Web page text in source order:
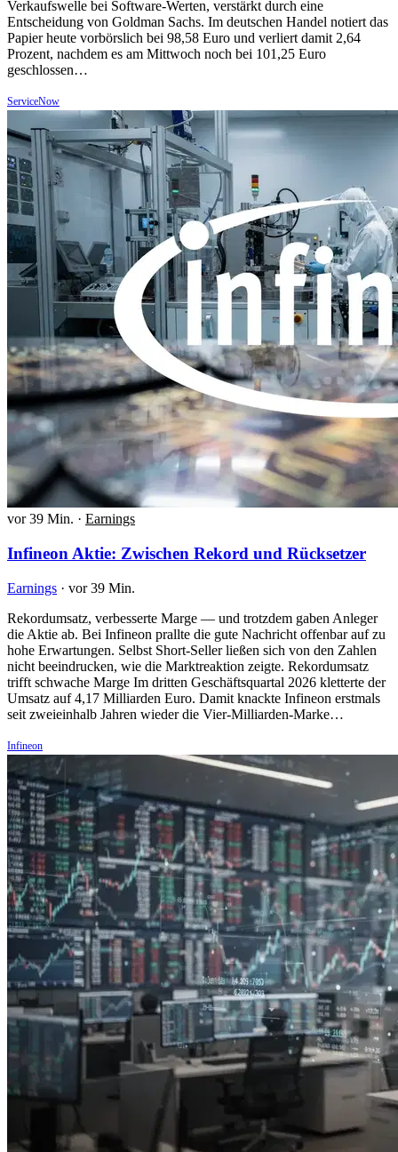
Verkaufswelle bei Software-Werten, verstärkt durch eine
Entscheidung von Goldman Sachs. Im deutschen Handel notiert das
Papier heute vorbörslich bei 98,58 Euro und verliert damit 2,64
Prozent, nachdem es am Mittwoch noch bei 101,25 Euro
geschlossen…
ServiceNow
vor 39 Min. · Earnings
Infineon Aktie: Zwischen Rekord und Rücksetzer
Earnings · vor 39 Min.
Rekordumsatz, verbesserte Marge — und trotzdem gaben Anleger
die Aktie ab. Bei Infineon prallte die gute Nachricht offenbar auf zu
hohe Erwartungen. Selbst Short-Seller ließen sich von den Zahlen
nicht beeindrucken, wie die Marktreaktion zeigte. Rekordumsatz
trifft schwache Marge Im dritten Geschäftsquartal 2026 kletterte der
Umsatz auf 4,17 Milliarden Euro. Damit knackte Infineon erstmals
seit zweieinhalb Jahren wieder die Vier-Milliarden-Marke…
Infineon